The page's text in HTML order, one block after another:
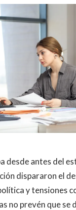
desde antes del
dispararon el
y tensiones
no prevén que se